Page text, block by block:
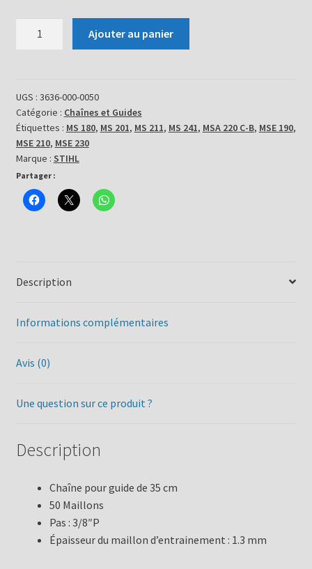
tronçonneuse
Stihl
Picco
Micro
3
-
63
Ajouter au panier
UGS : 3636-000-0050
Catégorie : Chaînes et Guides
Étiquettes : MS 180, MS 201, MS 211, MS 241, MSA 220 C-B, MSE 190,
MSE 210, MSE 230
Marque : STIHL
Partager :
Description
Informations complémentaires
Avis (0)
Une question sur ce produit ?
Description
Chaîne pour guide de 35 cm
50 Maillons
Pas : 3/8″P
Épaisseur du maillon d’entrainement : 1.3 mm